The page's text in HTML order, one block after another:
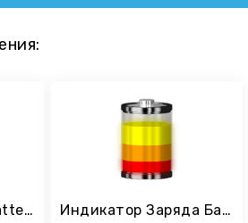
JuiceDefender - battery saver Индикатор Заряда Батареи